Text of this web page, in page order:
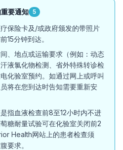
要通知 5
保险卡及/或政府颁发的带照片
15分钟到达。
、地点或运输要求（例如：动态
液氯化物检测、省外特殊转诊检
化验室预约。如通过网上或呼叫
将在您到达时告知需要重新安
指血液检查前8至12小时内不进
糖耐量试验可在化验室关闭前2
Health网站上的患者检查须
要求。